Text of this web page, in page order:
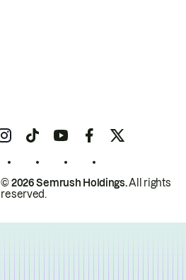
© 2026 Semrush Holdings.All rights
reserved.